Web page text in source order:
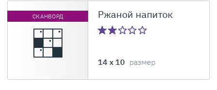
СКАНВОРД Ржаной напиток
14 x 10 размер